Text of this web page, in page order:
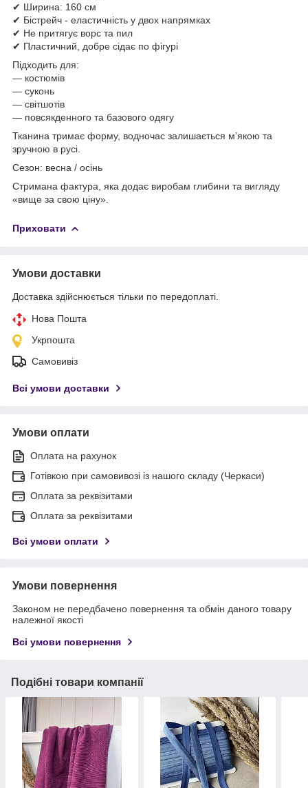
✔ Ширина: 160 см
✔ Бістрейч - еластичність у двох напрямках
✔ Не притягує ворс та пил
✔ Пластичний, добре сідає по фігурі
Підходить для:
— костюмів
— суконь
— світшотів
— повсякденного та базового одягу
Тканина тримає форму, водночас залишається м’якою та
зручною в русі.
Сезон: весна / осінь
Стримана фактура, яка додає виробам глибини та вигляду
«вище за свою ціну».
Приховати
Умови доставки
Доставка здійснюється тільки по передоплаті.
Нова Пошта
Укрпошта
Самовивіз
Всі умови доставки
Умови оплати
Оплата на рахунок
Готівкою при самовивозі із нашого складу (Черкаси)
Оплата за реквізитами
Оплата за реквізитами
Всі умови оплати
Умови повернення
Законом не передбачено повернення та обмін даного товару
належної якості
Всі умови повернення
Подібні товари компанії